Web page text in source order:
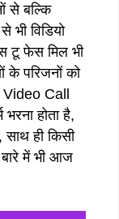
से बल्कि
भी विडियो
टू फेस मिल भी
परिजनों को
Video Call
होता है,
ही किसी
में भी आज